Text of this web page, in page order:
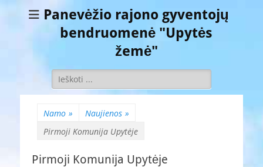
Panevėžio rajono gyventojų
bendruomenė "Upytės
žemė"
Ieškoti:
Namo » Naujienos »
Pirmoji Komunija Upytėje
Pirmoji Komunija Upytėje